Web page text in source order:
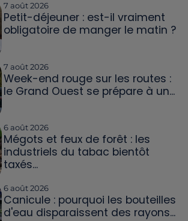
7 août 2026
Petit-déjeuner : est-il vraiment
obligatoire de manger le matin ?
7 août 2026
Week-end rouge sur les routes :
le Grand Ouest se prépare à un...
6 août 2026
Mégots et feux de forêt : les
industriels du tabac bientôt
taxés...
6 août 2026
Canicule : pourquoi les bouteilles
d'eau disparaissent des rayons...